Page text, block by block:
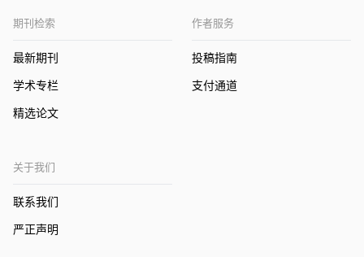
期刊检索
最新期刊
学术专栏
精选论文
作者服务
投稿指南
支付通道
关于我们
联系我们
严正声明